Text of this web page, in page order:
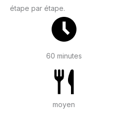
étape par étape.
60 minutes
moyen